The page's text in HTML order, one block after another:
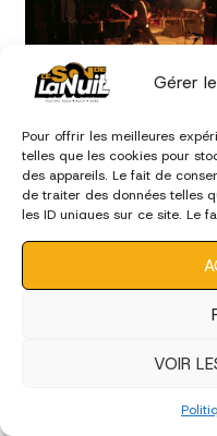
Gérer
Pour offrir les meilleures
telles que les cookies pour
des appareils. Le fait de
de traiter des données telles
les ID uniques sur ce site. Le
VOIR